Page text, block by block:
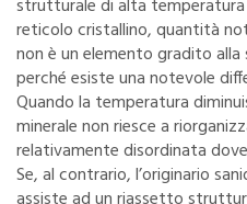
strutturale di alta
reticolo cristallino, quantità
non è un elemento gradito
perché esiste una notevole
Quando la temperatura
minerale non riesce a
relativamente disordinata
Se, al contrario, l’originario